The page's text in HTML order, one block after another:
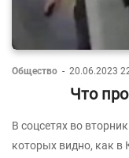
Общество - 20.06.2023
Что
В соцсетях во
которых видно, как в